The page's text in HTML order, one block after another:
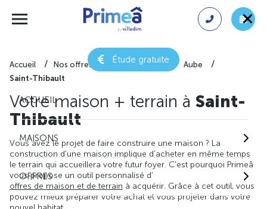
Étude gratuite
ACCUEIL
MAISONS
OFFRES
Accueil Nos offres de maison + terrain
Aube
Saint-Thibault
Votre maison + terrain à Saint-
Thibault
Vous avez le projet de faire construire une maison ? La
construction d'une maison implique d'acheter en même temps
le terrain qui accueillera votre futur foyer. C'est pourquoi Primeâ
vous propose un outil personnalisé d'
offres de maison et de terrain à acquérir. Grâce à cet outil, vous
pouvez mieux préparer votre achat et vous projeter dans votre